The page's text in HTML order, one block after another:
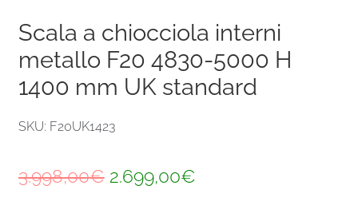
Scala a chiocciola interni
metallo F20 4830-5000 H
1400 mm UK standard
SKU: F20UK1423
3.998,00€ Il
2.699,00€Il